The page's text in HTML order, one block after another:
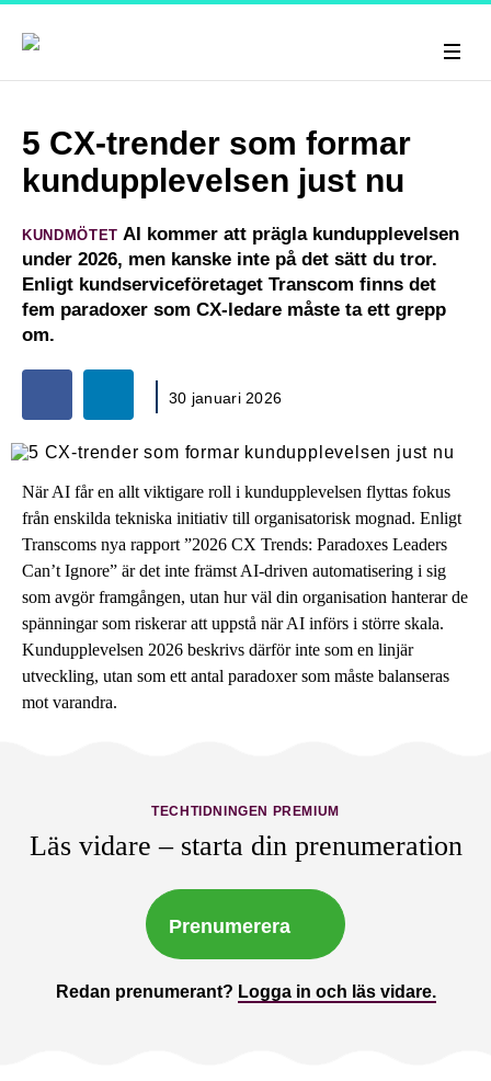
5 CX-trender som formar
kundupplevelsen just nu
KUNDMÖTET AI kommer att prägla kundupplevelsen
under 2026, men kanske inte på det sätt du tror.
Enligt kundserviceföretaget Transcom finns det
fem paradoxer som CX-ledare måste ta ett grepp
om.
30 januari 2026
När AI får en allt viktigare roll i kundupplevelsen flyttas fokus
från enskilda tekniska initiativ till organisatorisk mognad. Enligt
Transcoms nya rapport ”2026 CX Trends: Paradoxes Leaders
Can’t Ignore” är det inte främst AI-driven automatisering i sig
som avgör framgången, utan hur väl din organisation hanterar de
spänningar som riskerar att uppstå när AI införs i större skala.
Kundupplevelsen 2026 beskrivs därför inte som en linjär
utveckling, utan som ett antal paradoxer som måste balanseras
mot varandra.
TECHTIDNINGEN PREMIUM
Läs vidare – starta din prenumeration
Prenumerera
Redan prenumerant? Logga in och läs vidare.